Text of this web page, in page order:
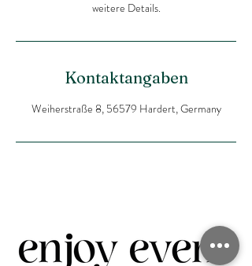
weitere Details.
Kontaktangaben
Weiherstraße 8, 56579 Hardert, Germany